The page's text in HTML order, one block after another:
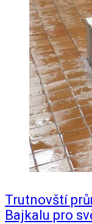
Trutnovští
Bajkalu pro